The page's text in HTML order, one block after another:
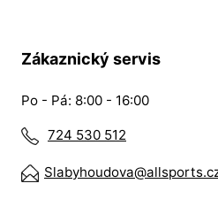
Zákaznický servis
Po - Pá: 8:00 - 16:00
724 530 512